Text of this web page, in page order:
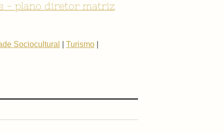
- plano diretor matriz
Sociocultural Turismo